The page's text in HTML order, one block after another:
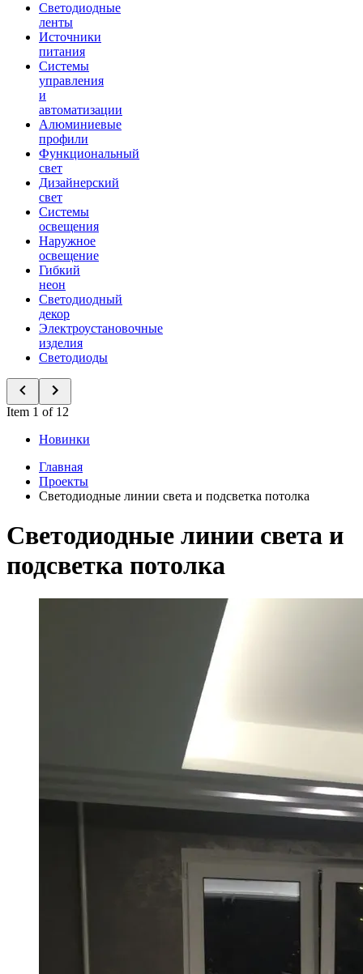
Светодиодные
ленты
Источники
питания
Системы
управления
и
автоматизации
Алюминиевые
профили
Функциональный
свет
Дизайнерский
свет
Системы
освещения
Наружное
освещение
Гибкий
неон
Светодиодный
декор
Электроустановочные
изделия
Светодиоды
Item 1 of 12
Новинки
Главная
Проекты
Светодиодные линии света и подсветка потолка
Светодиодные линии света и
подсветка потолка